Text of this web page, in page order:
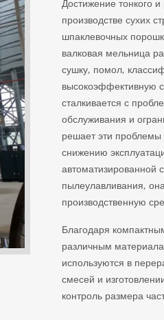
Достижение тонкого
производстве сухих
шпаклевочных
валковая мельница
сушку, помол,
высокоэффективную
сталкивается с
обслуживания и
решает эти
снижению
автоматизированной
пылеулавливания,
производственную
Благодаря
различным
используются в
смесей и
контроль размера